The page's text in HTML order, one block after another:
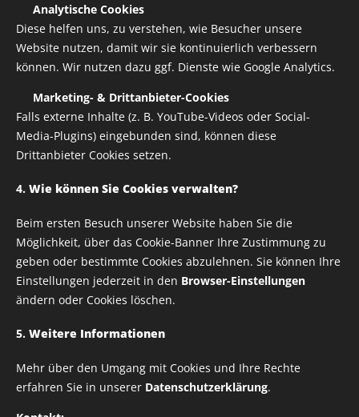
Keramiktasse mit farbiger Henkel und Innenseite
die gewünschte Farbe kann gerne für dich extra
bestellt werden
bespreche es mit Paolo, bevorDu bestellst
Volumen: 330 ml
Maße: Ø 8,2 x 9,5 cm
Die Keramik ist spülmaschinengeeignet
8,00€
zzgl. Versandkosten 8,00 € / 1 stk.
Verfügbar in 7 Tagen
Analytische Cookies
Diese helfen uns, zu verstehen, wie Besucher unsere
Website nutzen, damit wir sie kontinuierlich verbessern
können. Wir nutzen dazu ggf. Dienste wie Google Analytics.
Marketing- & Drittanbieter-Cookies
Falls externe Inhalte (z. B. YouTube-Videos oder Social-
Media-Plugins) eingebunden sind, können diese
Drittanbieter Cookies setzen.
4. Wie können Sie Cookies verwalten?
Beim ersten Besuch unserer Website haben Sie die
Möglichkeit, über das Cookie-Banner Ihre Zustimmung zu
geben oder bestimmte Cookies abzulehnen. Sie können Ihre
Einstellungen jederzeit in den Browser-Einstellungen
ändern oder Cookies löschen.
5. Weitere Informationen
Mehr über den Umgang mit Cookies und Ihre Rechte
erfahren Sie in unserer Datenschutzerklärung.